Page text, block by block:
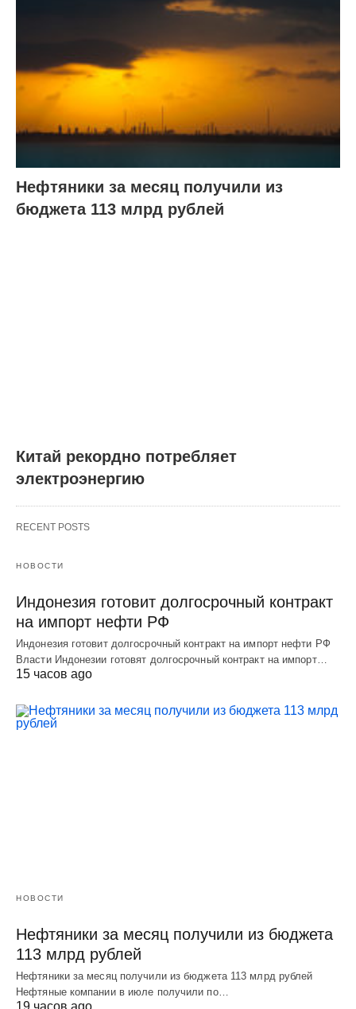
Нефтяники за месяц получили из
бюджета 113 млрд рублей
Китай рекордно потребляет
электроэнергию
RECENT POSTS
НОВОСТИ
Индонезия готовит долгосрочный контракт
на импорт нефти РФ
Индонезия готовит долгосрочный контракт на импорт нефти РФ
Власти Индонезии готовят долгосрочный контракт на импорт…
15 часов ago
НОВОСТИ
Нефтяники за месяц получили из бюджета
113 млрд рублей
Нефтяники за месяц получили из бюджета 113 млрд рублей
Нефтяные компании в июле получили по…